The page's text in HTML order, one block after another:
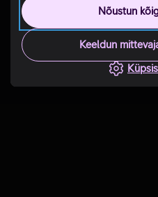
Nõustun
Keeldun